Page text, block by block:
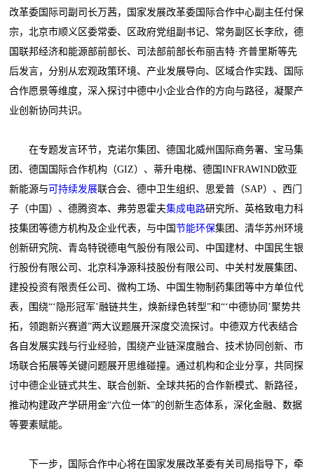
改革委国际司副司长万茜，国家发展改革委国际合作中心副主任付保
宗，北京市顺义区委常委、区政府党组副书记、常务副区长李欣，德
国联邦经济和能源部前部长、司法部前部长布丽吉特·齐普里斯等先
后发言，分别从宏观政策环境、产业发展导向、区域合作实践、国际
合作愿景等维度，深入探讨中德中小企业合作的方向与路径，凝聚产
业创新协同共识。
在专题发言环节，克诺尔集团、德国北威州国际商务署、宝马集
团、德国国际合作机构（GIZ）、蒂升电梯、德国INFRAWIND欧亚
新能源与可持续发展联合会、德中卫生组织、思爱普（SAP）、西门
子（中国）、德腾资本、弗劳恩霍夫集成电路研究所、英格致电力科
技集团等德方机构及企业代表，与中国节能环保集团、清华苏州环境
创新研究院、青岛特锐德电气股份有限公司、中国建材、中国民生银
行股份有限公司、北京科净源科技股份有限公司、中关村发展集团、
建投投资有限责任公司、微构工场、中国生物制药集团等中方单位代
表，围绕“‘隐形冠军’融链共生，焕新绿色转型”和“‘中德协同’聚势共
拓，领跑新兴赛道”两大议题展开深度交流探讨。中德双方代表结合
各自发展实践与行业经验，围绕产业链深度融合、技术协同创新、市
场联合拓展等关键问题展开思维碰撞。通过机构和企业分享，共同探
讨中德企业链式共生、联合创新、全球共拓的合作新模式、新路径，
推动构建政产学研用金“六位一体”的创新生态体系，深化金融、数据
等要素赋能。
下一步，国际合作中心将在国家发展改革委有关司局指导下，牵